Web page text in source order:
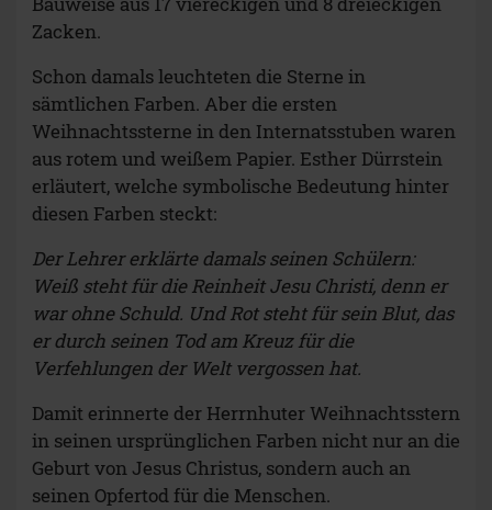
Zacken.
Schon damals leuchteten die Sterne in
sämtlichen Farben. Aber die ersten
Weihnachtssterne in den Internatsstuben waren
aus rotem und weißem Papier. Esther Dürrstein
erläutert, welche symbolische Bedeutung hinter
diesen Farben steckt:
Der Lehrer erklärte damals seinen Schülern:
Weiß steht für die Reinheit Jesu Christi, denn er
war ohne Schuld. Und Rot steht für sein Blut, das
er durch seinen Tod am Kreuz für die
Verfehlungen der Welt vergossen hat.
Damit erinnerte der Herrnhuter Weihnachtsstern
in seinen ursprünglichen Farben nicht nur an die
Geburt von Jesus Christus, sondern auch an
seinen Opfertod für die Menschen.